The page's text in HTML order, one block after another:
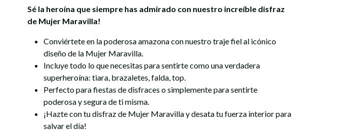
Sé la heroína que siempre has admirado con nuestro increíble disfraz
de Mujer Maravilla!
Conviértete en la poderosa amazona con nuestro traje fiel al icónico
diseño de la Mujer Maravilla.
Incluye todo lo que necesitas para sentirte como una verdadera
superheroína: tiara, brazaletes, falda, top.
Perfecto para fiestas de disfraces o simplemente para sentirte
poderosa y segura de ti misma.
¡Hazte con tu disfraz de Mujer Maravillay desata tu fuerza interior para
salvar el día!